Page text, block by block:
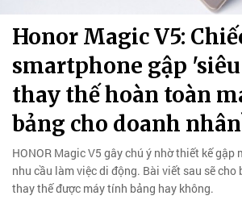
Honor Magic V5:
smartphone gập
thay thế hoàn toàn
bảng cho doanh
HONOR Magic V5 gây chú ý nhờ thiết kế gập
nhu cầu làm việc di động. Bài viết sau sẽ cho
thay thế được máy tính bảng hay không.